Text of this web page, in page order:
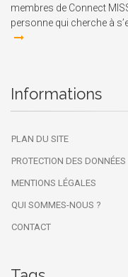
membres de Connect
personne qui cherche à
Informations
PLAN DU SITE
PROTECTION DES DONNÉES
MENTIONS LÉGALES
QUI SOMMES-NOUS ?
CONTACT